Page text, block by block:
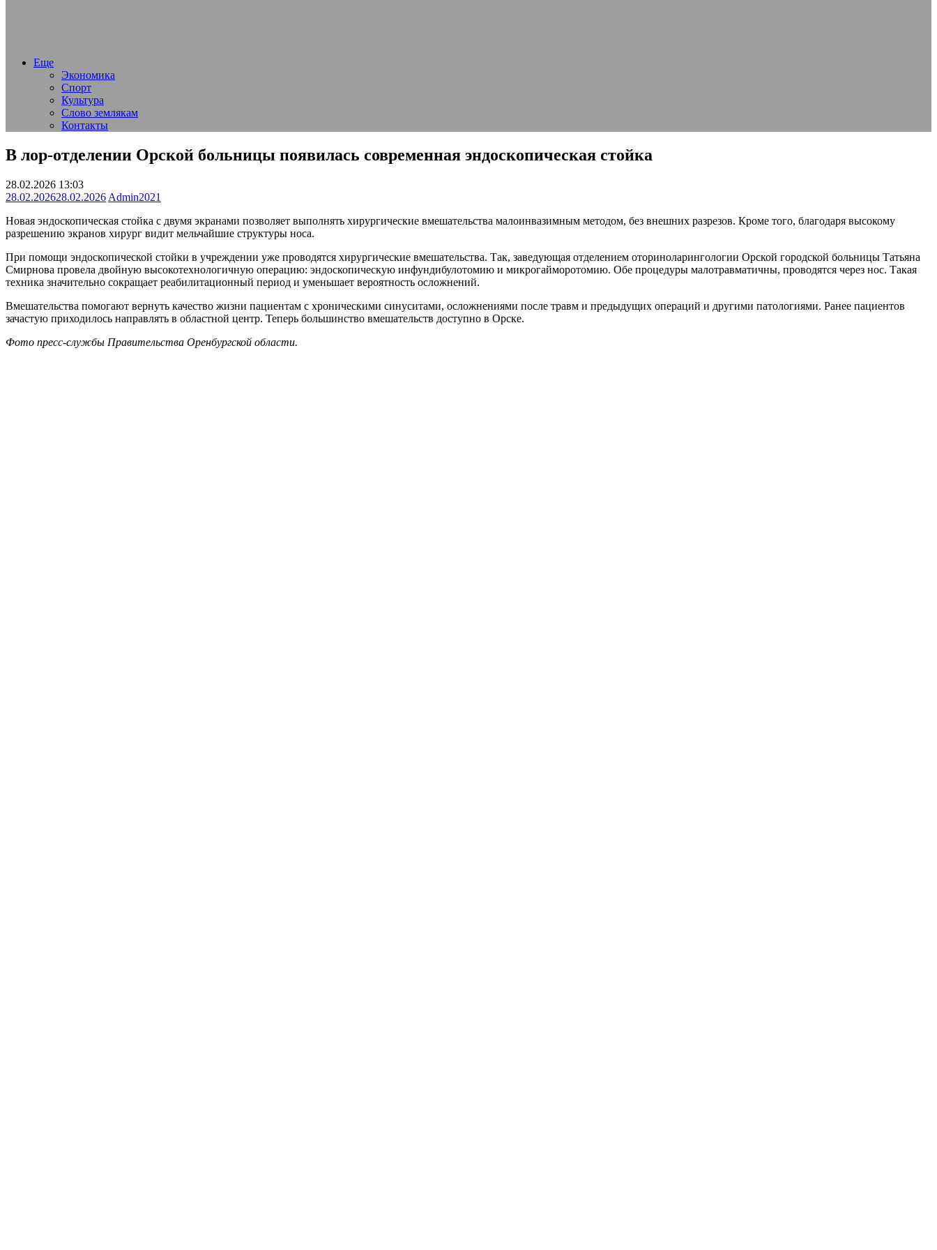
Еще
Экономика
Спорт
Культура
Слово землякам
Контакты
В лор-отделении Орской больницы появилась современная эндоскопическая стойка
28.02.2026 13:03
28.02.202628.02.2026 Admin2021
Новая эндоскопическая стойка с двумя экранами позволяет выполнять хирургические вмешательства малоинвазимным методом, без внешних разрезов. Кроме того, благодаря высокому
разрешению экранов хирург видит мельчайшие структуры носа.
При помощи эндоскопической стойки в учреждении уже проводятся хирургические вмешательства. Так, заведующая отделением оториноларингологии Орской городской больницы Татьяна
Смирнова провела двойную высокотехнологичную операцию: эндоскопическую инфундибулотомию и микрогайморотомию. Обе процедуры малотравматичны, проводятся через нос. Такая
техника значительно сокращает реабилитационный период и уменьшает вероятность осложнений.
Вмешательства помогают вернуть качество жизни пациентам с хроническими синуситами, осложнениями после травм и предыдущих операций и другими патологиями. Ранее пациентов
зачастую приходилось направлять в областной центр. Теперь большинство вмешательств доступно в Орске.
Фото пресс-службы Правительства Оренбургской области.